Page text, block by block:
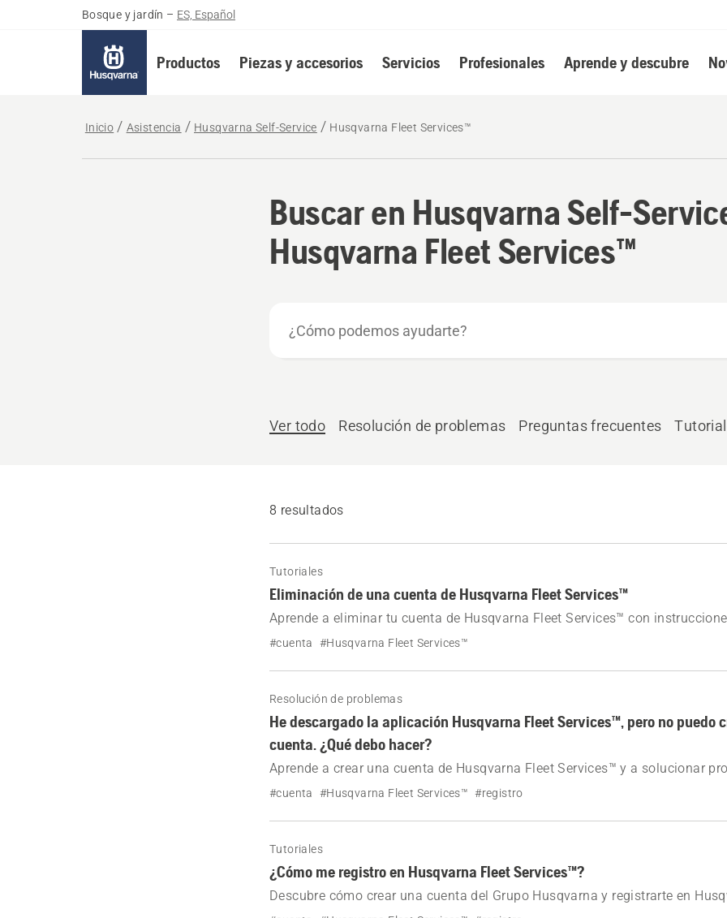
Bosque y jardín – ES, Español
Productos Piezas y accesorios Servicios Profesionales Aprende y descubre
Inicio Asistencia Husqvarna Self-Service Husqvarna Fleet Services™
Buscar en Husqvarna Self-
Husqvarna Fleet Services™
podemos
Ver todo Resolución de problemas Preguntas frecuentes
8 resultados
Tutoriales
Eliminación de una cuenta de Husqvarna Fleet Services™
Aprende a eliminar tu cuenta de Husqvarna Fleet Services™ con
Se requieren permisos de administrador. Eliminación inmediata tras la
#cuenta #Husqvarna Fleet Services™
Resolución de problemas
He descargado la aplicación Husqvarna Fleet Services™, pero no puedo
cuenta. ¿Qué debo hacer?
Aprende a crear una cuenta de Husqvarna Fleet Services™ y a solucionar
comunes. Asegúrate de que tu correo electrónico esté vinculado solo a una
#cuenta #Husqvarna Fleet Services™ #registro
Tutoriales
¿Cómo me registro en Husqvarna Fleet Services™?
Descubre cómo crear una cuenta del Grupo Husqvarna y registrarte en